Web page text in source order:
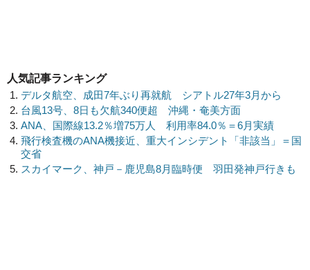
人気記事ランキング
デルタ航空、成田7年ぶり再就航 シアトル27年3月から
台風13号、8日も欠航340便超 沖縄・奄美方面
ANA、国際線13.2％増75万人 利用率84.0％＝6月実績
飛行検査機のANA機接近、重大インシデント「非該当」＝国
交省
スカイマーク、神戸－鹿児島8月臨時便 羽田発神戸行きも